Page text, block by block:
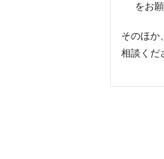
をお
そのほか
相談くだ